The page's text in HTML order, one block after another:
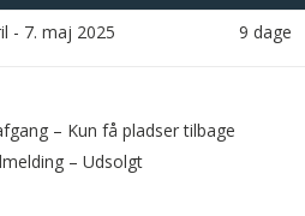
- 7. maj 2025
9 dage
– Kun få pladser tilbage
– Udsolgt